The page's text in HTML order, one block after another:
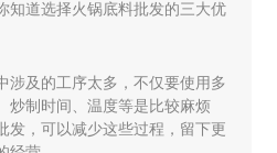
知道选择火锅底料批发的三大优
及的工序太多，不仅要使用多
炒制时间、温度等是比较麻烦
发，可以减少这些过程，留下更